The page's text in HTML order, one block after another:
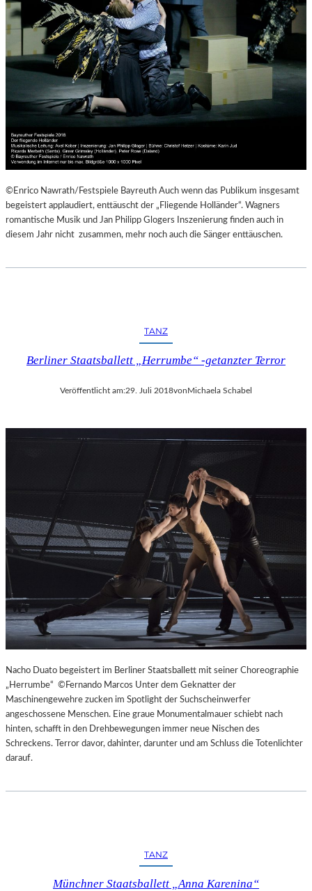
©Enrico Nawrath/Festspiele Bayreuth Auch wenn das Publikum insgesamt
begeistert applaudiert, enttäuscht der „Fliegende Holländer“. Wagners
romantische Musik und Jan Philipp Glogers Inszenierung finden auch in
diesem Jahr nicht zusammen, mehr noch auch die Sänger enttäuschen.
TANZ
Berliner Staatsballett „Herrumbe“ -getanzter Terror
Veröffentlicht am:29. Juli 2018von Michaela Schabel
Nacho Duato begeistert im Berliner Staatsballett mit seiner Choreographie
„Herrumbe“ ©Fernando Marcos Unter dem Geknatter der
Maschinengewehre zucken im Spotlight der Suchscheinwerfer
angeschossene Menschen. Eine graue Monumentalmauer schiebt nach
hinten, schafft in den Drehbewegungen immer neue Nischen des
Schreckens. Terror davor, dahinter, darunter und am Schluss die Totenlichter
darauf.
TANZ
Münchner Staatsballett „Anna Karenina“